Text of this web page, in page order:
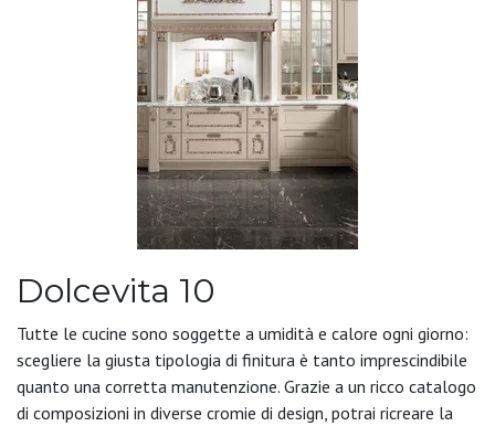
Dolcevita 10
Tutte le cucine sono soggette a umidità e calore ogni giorno:
scegliere la giusta tipologia di finitura è tanto imprescindibile
quanto una corretta manutenzione. Grazie a un ricco catalogo
di composizioni in diverse cromie di design, potrai ricreare la